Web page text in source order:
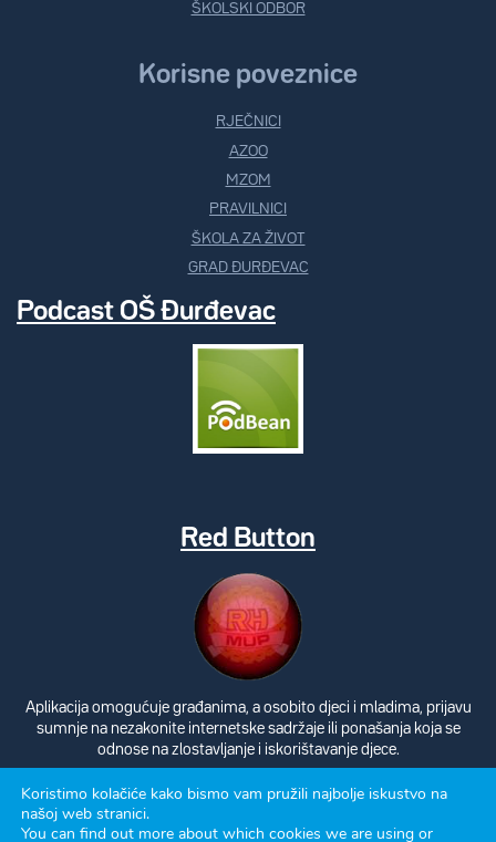
ŠKOLSKI ODBOR
Korisne poveznice
RJEČNICI
AZOO
MZOM
PRAVILNICI
ŠKOLA ZA ŽIVOT
GRAD ĐURĐEVAC
Podcast OŠ Đurđevac
Red Button
Aplikacija omogućuje građanima, a osobito djeci i mladima, prijavu
sumnje na nezakonite internetske sadržaje ili ponašanja koja se
odnose na zlostavljanje i iskorištavanje djece.
Koristimo kolačiće kako bismo vam pružili najbolje iskustvo na
našoj web stranici.
You can find out more about which cookies we are using or